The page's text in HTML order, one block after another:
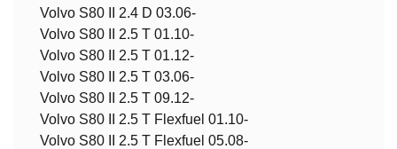
Volvo S80 II 2.4 D 03.06-
Volvo S80 II 2.5 T 01.10-
Volvo S80 II 2.5 T 01.12-
Volvo S80 II 2.5 T 03.06-
Volvo S80 II 2.5 T 09.12-
Volvo S80 II 2.5 T Flexfuel 01.10-
Volvo S80 II 2.5 T Flexfuel 05.08-